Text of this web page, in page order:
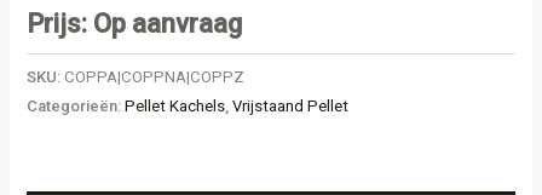
Prijs: Op aanvraag
SKU: COPPA|COPPNA|COPPZ
Categorieën:Pellet Kachels ,Vrijstaand Pellet